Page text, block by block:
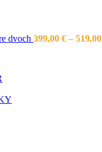
dvoch 399,00 € –